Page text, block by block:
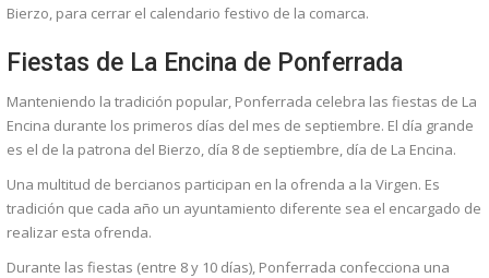
Bierzo, para cerrar el calendario festivo de la comarca.
Fiestas de La Encina de Ponferrada
Manteniendo la tradición popular, Ponferrada celebra las fiestas de La
Encina durante los primeros días del mes de septiembre. El día grande
es el de la patrona del Bierzo, día 8 de septiembre, día de La Encina.
Una multitud de bercianos participan en la ofrenda a la Virgen. Es
tradición que cada año un ayuntamiento diferente sea el encargado de
realizar esta ofrenda.
Durante las fiestas (entre 8 y 10 días), Ponferrada confecciona una